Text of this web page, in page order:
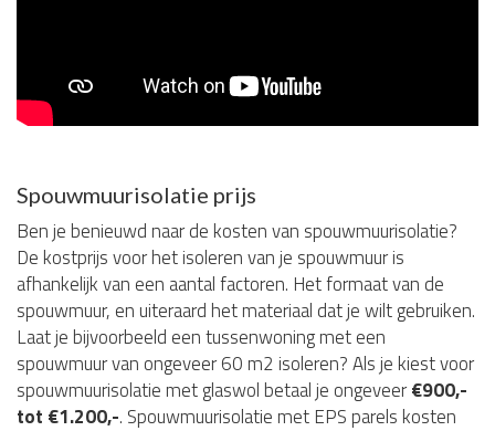
Spouwmuurisolatie prijs
Ben je benieuwd naar de kosten van spouwmuurisolatie?
De kostprijs voor het isoleren van je spouwmuur is
afhankelijk van een aantal factoren. Het formaat van de
spouwmuur, en uiteraard het materiaal dat je wilt gebruiken.
Laat je bijvoorbeeld een tussenwoning met een
spouwmuur van ongeveer 60 m2 isoleren? Als je kiest voor
spouwmuurisolatie met glaswol betaal je ongeveer€900,-
tot €1.200,-. Spouwmuurisolatie met EPS parels kosten